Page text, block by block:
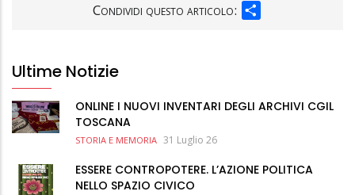
Condividi questo articolo:
Ultime Notizie
ONLINE I NUOVI INVENTARI DEGLI ARCHIVI CGIL
TOSCANA
STORIA E MEMORIA 31 Luglio 26
ESSERE CONTROPOTERE. L’AZIONE POLITICA
NELLO SPAZIO CIVICO